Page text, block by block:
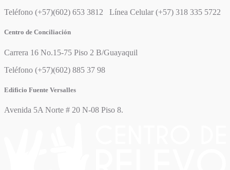
Teléfono (+57)(602) 653 3812 Línea Celular (+57) 318 335 5722
Centro de Conciliación
Carrera 16 No.15-75 Piso 2 B/Guayaquil
Teléfono (+57)(602) 885 37 98
Edificio Fuente Versalles
Avenida 5A Norte # 20 N-08 Piso 8.